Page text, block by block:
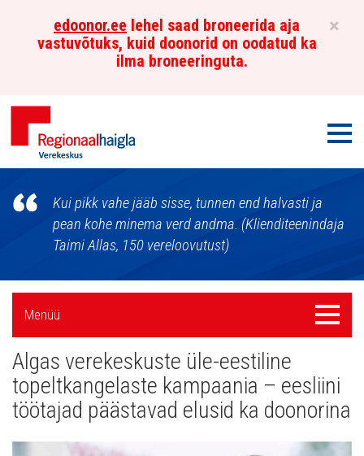
×
edoonor.ee lehel saad broneerida aja
vastuvõtuks, kuid doonorid on oodatud ka
ilma broneeringuta.
Põhja-
Eesti
Regionaalhaigla
Verekeskus
Kui pikk vahe jääb sisse, tunnen end halvasti ja
pean kohe minema verd andma. (Klienditeenindaja
Taimi Allas, 150 vereloovutust)
Külgpaani
navigatsioon
Menüü
Menüü
Uudised
Galerii
Algas verekeskuste üle-eestiline
topeltkangelaste kampaania – eesliini
töötajad päästavad elusid ka doonorina